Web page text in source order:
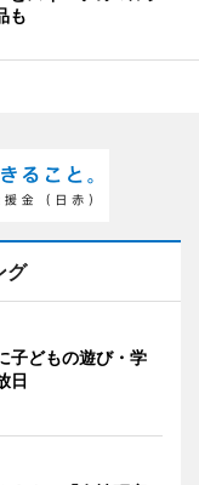
も
グ
子どもの遊び・学
日